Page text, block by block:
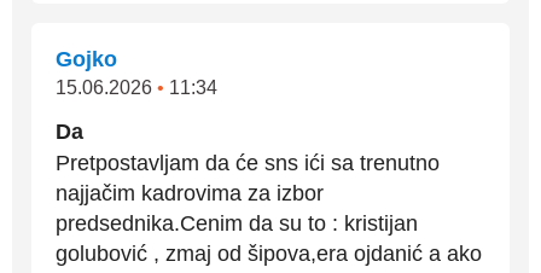
Gojko
15.06.2026 • 11:34
Da
Pretpostavljam da će sns ići sa trenutno
najjačim kadrovima za izbor
predsednika.Cenim da su to : kristijan
golubović , zmaj od šipova,era ojdanić a ako